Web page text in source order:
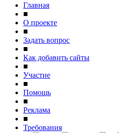
Главная
■
О проекте
■
Задать вопрос
■
Как добавить сайты
■
Участие
■
Помощь
■
Реклама
■
Требования